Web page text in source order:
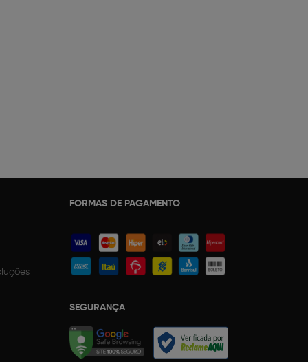
FORMAS DE PAGAMENTO
SEGURANÇA